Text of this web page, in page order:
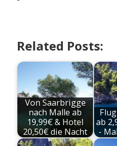
Related Posts:
Von Saarbrigge
nach Malle ab
19,99€ & Hotel
20,50€ die Nacht
ab
-